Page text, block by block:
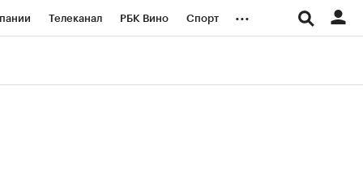
Телеканал РБК Вино Спорт ...